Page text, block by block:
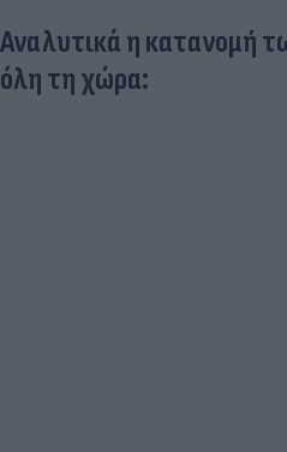
Αναλυτικά η κατανομή
όλη τη χώρα: